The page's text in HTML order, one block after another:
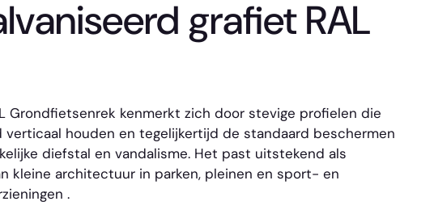
grafiet RAL
Grondfietsenrek kenmerkt zich door stevige profielen die
verticaal houden en tegelijkertijd de standaard beschermen
diefstal en vandalisme. Het past uitstekend als
kleine architectuur in parken, pleinen en sport- en
.